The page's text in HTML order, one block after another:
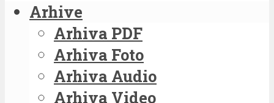
Arhive
Arhiva PDF
Arhiva Foto
Arhiva Audio
Arhiva Video